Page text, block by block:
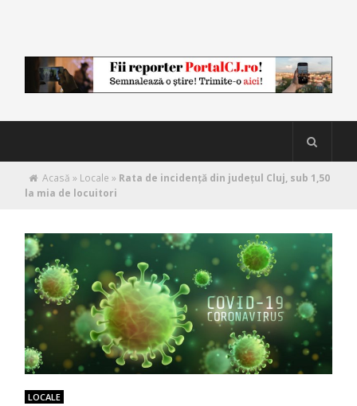
Acasă » Locale » Rata de incidență din județul Cluj, sub 1,50
la mia de locuitori
LOCALE